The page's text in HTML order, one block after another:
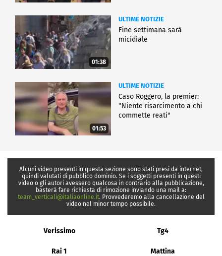
01:38
ULTIME NOTIZIE
Fine settimana sarà
micidiale
01:53
ULTIME NOTIZIE
Caso Roggero, la premier:
"Niente risarcimento a chi
commette reati"
Alcuni video presenti in questa sezione sono stati presi da internet,
quindi valutati di pubblico dominio. Se i soggetti presenti in questi
video o gli autori avessero qualcosa in contrario alla pubblicazione,
basterà fare richiesta di rimozione inviando una mail a:
team_verticali@italiaonline.it. Provvederemo alla cancellazione del
video nel minor tempo possibile.
Verissimo Tg4
Rai 1 Mattina